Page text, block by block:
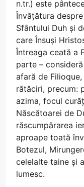
n.tr.) este
Învățătura
Sfântului Duh și
care Însuși
Întreaga ceată a
parte –
afară de
rătăciri, precum:
azima, focul
Născătoarei de
răscumpărarea
aproape toată
Botezul,
celelalte taine și
lumesc.